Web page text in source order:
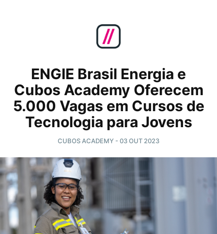
ENGIE Brasil Energia e
Cubos Academy Oferecem
5.000 Vagas em Cursos de
Tecnologia para Jovens
CUBOS ACADEMY - 03 OUT 2023